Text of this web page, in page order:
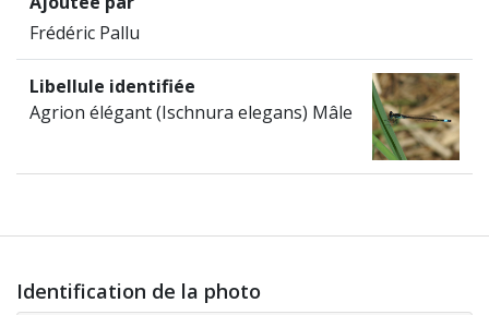
Frédéric Pallu
Libellule identifiée
Agrion élégant (Ischnura elegans) Mâle
Identification de la photo